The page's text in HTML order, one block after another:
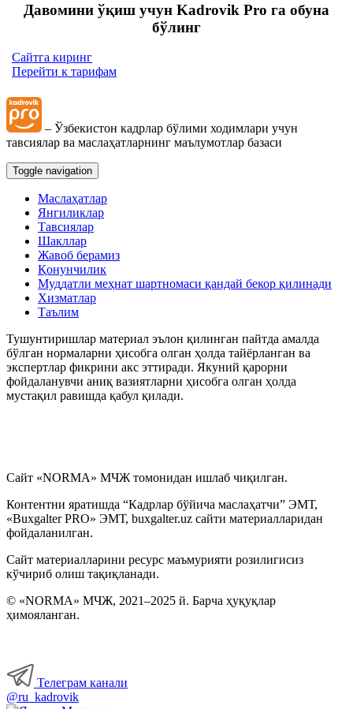
Давомини ўқиш учун Kadrovik Pro га обуна
бўлинг
Сайтга киринг
Перейти к тарифам
– Ўзбекистон кадрлар бўлими ходимлари учун
тавсиялар ва маслаҳатларнинг маълумотлар базаси
Toggle navigation
Маслаҳатлар
Янгиликлар
Тавсиялар
Шакллар
Жавоб берамиз
Қонунчилик
Муддатли меҳнат шартномаси қандай бекор қилинади
Хизматлар
Таълим
Тушунтиришлар материал эълон қилинган пайтда амалда
бўлган нормаларни ҳисобга олган ҳолда тайёрланган ва
экспертлар фикрини акс эттиради. Якуний қарорни
фойдаланувчи аниқ вазиятларни ҳисобга олган ҳолда
мустақил равишда қабул қилади.
Сайт «NORMA» МЧЖ томонидан ишлаб чиқилган.
Контентни яратишда “Кадрлар бўйича маслаҳатчи” ЭМТ,
«Buxgalter PRO» ЭМТ, buxgalter.uz сайти материалларидан
фойдаланилган.
Сайт материалларини ресурс маъмурияти розилигисиз
кўчириб олиш тақиқланади.
© «NORMA» МЧЖ, 2021–2025 й. Барча ҳуқуқлар
ҳимояланган.
Телеграм канали
@ru_kadrovik